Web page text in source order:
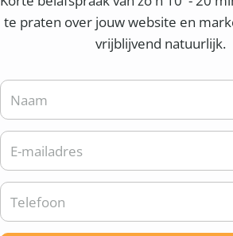
te praten over jouw website en
vrijblijvend natuurlijk.